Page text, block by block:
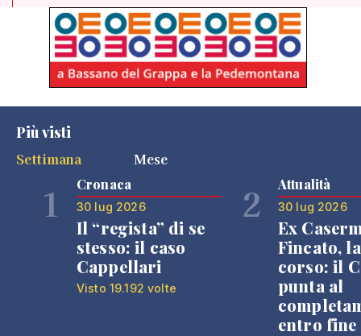
Più visti
Settimana
Mese
1 Cronaca
30 lug 2026
Il “regista” di se
stesso: il caso
Cappellari
Visto 19.192 volte
2 Attualità
30 lug 2026
Ex
Fincato,
corso: il
punta al
entro fine